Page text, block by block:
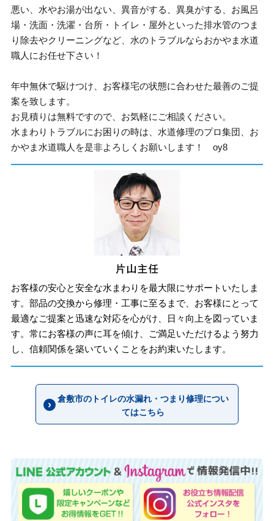
悪い、水やお湯が出ない、異音がする、異臭がする、お風呂
場・洗面・洗濯・台所・トイレ・屋外といった排水管のつま
り除去やクリーニングなど、水のトラブルならおかやま水道
職人にお任せ下さい！
年中無休で駆けつけ、お客様宅の状態に合わせた最善のご提
案を致します。
お見積りは無料ですので、お気軽にご相談ください。
水まわりトラブルにお困りの時は、水道修理のプロ集団、お
かやま水道職人を是非よろしくお願いします！ oy8
お客様の安心と安全な水まわりを最大限にサポートいたしま
す。部品の交換から修理・工事に至るまで、お客様にとって
最適なご提案と迅速な対応を心がけ、日々向上を図っていま
す。常にお客様の声に耳を傾け、ご満足いただけるよう努力
し、信頼関係を築いていくことをお約束いたします。
倉敷市のトイレの水漏れ・つまり修理につい
てはこちら